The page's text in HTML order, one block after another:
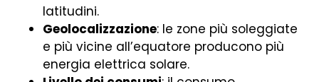
latitudini.
Geolocalizzazione: le zone più soleggiate
e più vicine all’equatore producono più
energia elettrica solare.